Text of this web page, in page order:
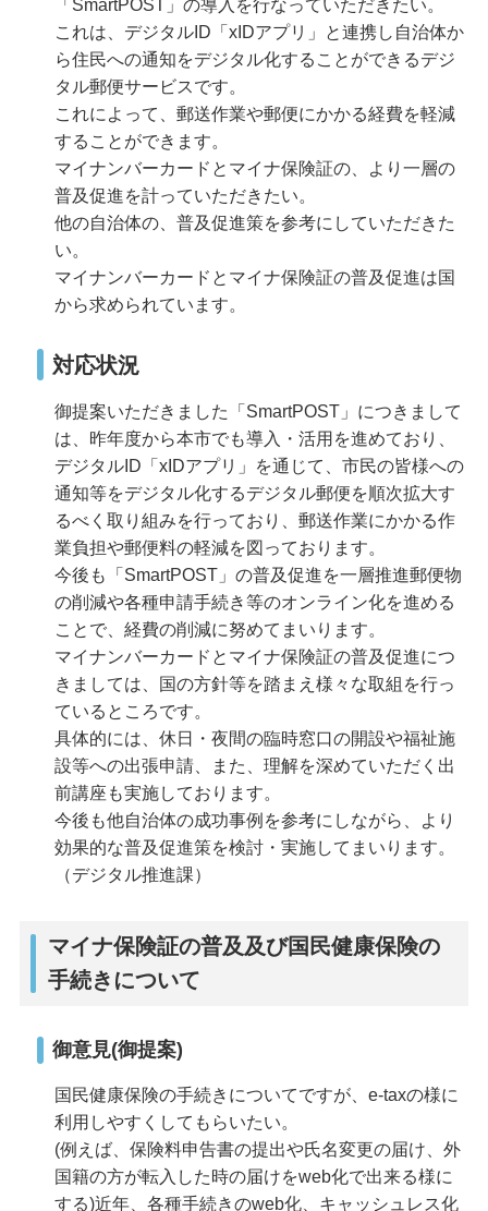
「SmartPOST」の導入を行なっていただきたい。
これは、デジタルID「xIDアプリ」と連携し自治体か
ら住民への通知をデジタル化することができるデジ
タル郵便サービスです。
これによって、郵送作業や郵便にかかる経費を軽減
することができます。
マイナンバーカードとマイナ保険証の、より一層の
普及促進を計っていただきたい。
他の自治体の、普及促進策を参考にしていただきた
い。
マイナンバーカードとマイナ保険証の普及促進は国
から求められています。
対応状況
御提案いただきました「SmartPOST」につきまして
は、昨年度から本市でも導入・活用を進めており、
デジタルID「xIDアプリ」を通じて、市民の皆様への
通知等をデジタル化するデジタル郵便を順次拡大す
るべく取り組みを行っており、郵送作業にかかる作
業負担や郵便料の軽減を図っております。
今後も「SmartPOST」の普及促進を一層推進郵便物
の削減や各種申請手続き等のオンライン化を進める
ことで、経費の削減に努めてまいります。
マイナンバーカードとマイナ保険証の普及促進につ
きましては、国の方針等を踏まえ様々な取組を行っ
ているところです。
具体的には、休日・夜間の臨時窓口の開設や福祉施
設等への出張申請、また、理解を深めていただく出
前講座も実施しております。
今後も他自治体の成功事例を参考にしながら、より
効果的な普及促進策を検討・実施してまいります。
（デジタル推進課）
マイナ保険証の普及及び国民健康保険の
手続きについて
御意見(御提案)
国民健康保険の手続きについてですが、e-taxの様に
利用しやすくしてもらいたい。
(例えば、保険料申告書の提出や氏名変更の届け、外
国籍の方が転入した時の届けをweb化で出来る様に
する)近年、各種手続きのweb化、キャッシュレス化